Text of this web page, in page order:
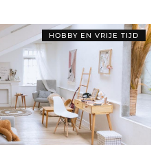
HOBBY EN VRIJE TIJD